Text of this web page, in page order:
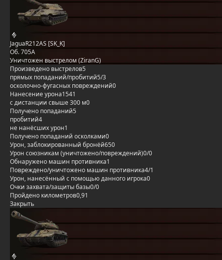
JaguaR212AS [SK_K]
Об. 705А
Уничтожен выстрелом (ZiranG)
Произведено выстрелов5
прямых попаданий/пробитий5/3
осколочно-фугасных повреждений0
Нанесение урона1541
с дистанции свыше 300 м0
Получено попаданий5
пробитий4
не нанёсших урон1
Получено попаданий осколками0
Урон, заблокированный бронёй650
Урон союзникам (уничтожено/повреждений)0/0
Обнаружено машин противника1
Повреждено/уничтожено машин противника4/1
Урон, нанесённый с помощью данного игрока0
Очки захвата/защиты базы0/0
Пройдено километров0,91
Закрыть